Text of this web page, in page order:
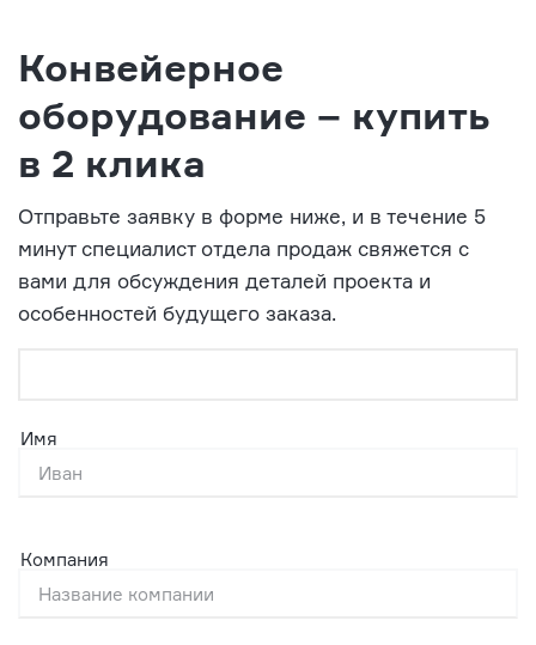
Конвейерное
оборудование – купить
в 2 клика
Отправьте заявку в форме ниже, и в течение 5
минут специалист отдела продаж свяжется с
вами для обсуждения деталей проекта и
особенностей будущего заказа.
Имя
Компания